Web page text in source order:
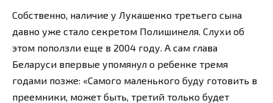
Собственно, наличие у Лукашенко третьего сына
давно уже стало секретом Полишинеля. Слухи об
этом поползли еще в 2004 году. А сам глава
Беларуси впервые упомянул о ребенке тремя
годами позже: «Самого маленького буду готовить в
преемники, может быть, третий только будет